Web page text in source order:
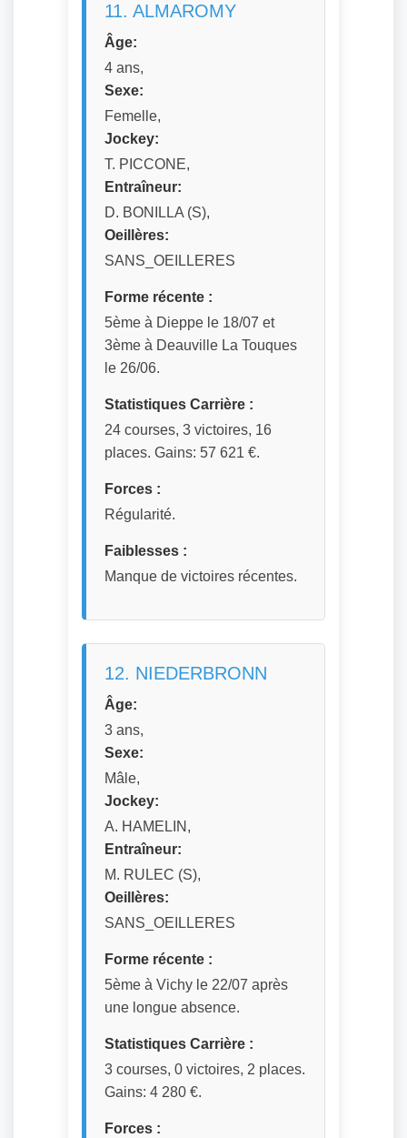
11. ALMAROMY
Âge:
4 ans,
Sexe:
Femelle,
Jockey:
T. PICCONE,
Entraîneur:
D. BONILLA (S),
Oeillères:
SANS_OEILLERES
Forme récente :
5ème à Dieppe le 18/07 et
3ème à Deauville La Touques
le 26/06.
Statistiques Carrière :
24 courses, 3 victoires, 16
places. Gains: 57 621 €.
Forces :
Régularité.
Faiblesses :
Manque de victoires récentes.
12. NIEDERBRONN
Âge:
3 ans,
Sexe:
Mâle,
Jockey:
A. HAMELIN,
Entraîneur:
M. RULEC (S),
Oeillères:
SANS_OEILLERES
Forme récente :
5ème à Vichy le 22/07 après
une longue absence.
Statistiques Carrière :
3 courses, 0 victoires, 2 places.
Gains: 4 280 €.
Forces :